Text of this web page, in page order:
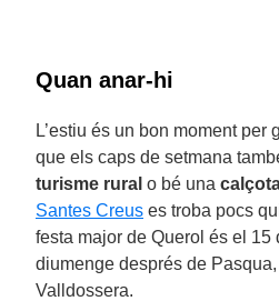
Quan anar-hi
L’estiu és un bon moment per
que els caps de setmana
turisme rural o bé una
Santes Creus es troba pocs
festa major de Querol és el 15
diumenge després de
Valldossera.